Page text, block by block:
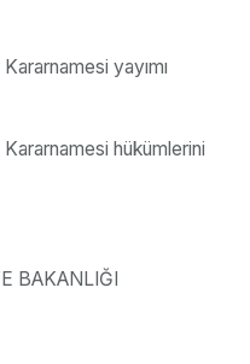
yayımı
Kararnamesi hükümlerini
BAKANLIĞI